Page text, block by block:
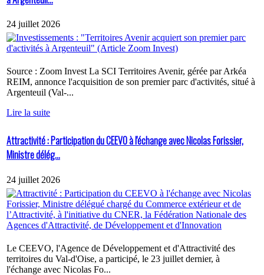
24 juillet 2026
Source : Zoom Invest La SCI Territoires Avenir, gérée par Arkéa
REIM, annonce l'acquisition de son premier parc d'activités, situé à
Argenteuil (Val-...
Lire la suite
Attractivité : Participation du CEEVO à l'échange avec Nicolas Forissier,
Ministre délég...
24 juillet 2026
Le CEEVO, l'Agence de Développement et d'Attractivité des
territoires du Val-d'Oise, a participé, le 23 juillet dernier, à
l'échange avec Nicolas Fo...